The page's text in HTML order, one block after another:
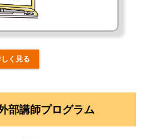
く見る
部講師プログラム